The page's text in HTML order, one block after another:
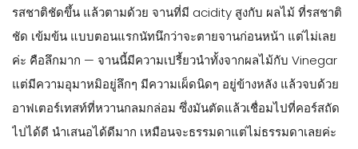
รสชาติชัดขึ้น แล้วตามด้วย จานที่มี acidity สูงกับ ผลไม้ ที่รสชาติ
ชัด เข้มข้น แบบตอนแรกนัทนึกว่าจะตายจานก่อนหน้า แต่ไม่เลย
ค่ะ คือลึกมาก — จานนี้มีความเปรี้ยวนำทั้งจากผลไม้กับ Vinegar
แต่มีความอุมาหมิอยู่ลึกๆ มีความเผ็ดนิดๆ อยู่ข้างหลัง แล้วจบด้วย
อาฟเตอร์เทสท์ที่หวานกลมกล่อม ซึ่งมันตัดแล้วเชื่อมไปที่คอร์สถัด
ไปได้ดี นำเสนอได้ดีมาก เหมือนจะธรรมดาแต่ไม่ธรรมดาเลยค่ะ